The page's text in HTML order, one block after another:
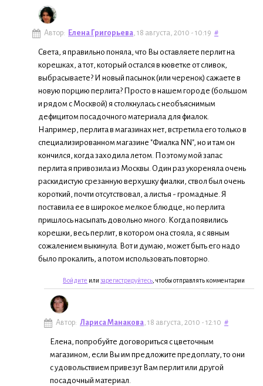
Автор: Елена Григорьева, 18 августа, 2010 - 10:19 #
Света, я правильно поняла, что Вы оставляете перлит на
корешках, а тот, который остался в кюветке от сливок,
выбрасываете? И новый пасынок (или черенок) сажаете в
новую порцию перлита? Просто в нашем городе (большом
и рядом с Москвой) я столкнулась с необъяснимым
дефицитом посадочного материала для фиалок.
Например, перлита в магазинах нет, встретила его только в
специализированном магазине "Фиалка NN", но и там он
кончился, когда заходила летом. Поэтому мой запас
перлита я привозила из Москвы. Один раз укореняла очень
раскидистую срезанную верхушку фиалки, ствол был очень
короткий, почти отсутствовал, а листья - громадные. Я
поставила ее в широкое мелкое блюдце, но перлита
пришлось насыпать довольно много. Когда появились
корешки, весь перлит, в котором она стояла, я с явным
сожалением выкинула. Вот и думаю, может быть его надо
было прокалить, а потом использовать повторно.
Войдите или зарегистрируйтесь , чтобы отправлять комментарии
Автор: Лариса Манакова, 18 августа, 2010 - 12:10 #
Елена, попробуйте договориться с цветочным
магазином, если Вы им предложите предоплату, то они
с удовольствием привезут Вам перлит или другой
посадочный материал.